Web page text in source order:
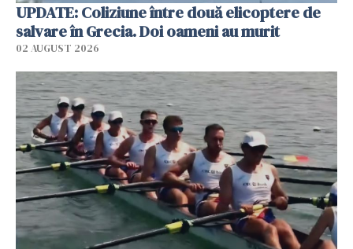
UPDATE: Coliziune între două elicoptere de
salvare în Grecia. Doi oameni au murit
02 AUGUST 2026